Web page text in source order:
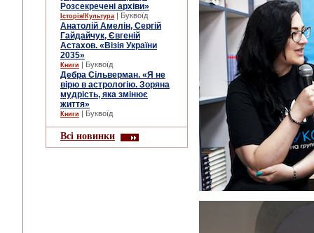
Розсекречені архіви»
Історія/Культура | Буквоїд
Анатолій Амелін, Сергій
Гайдайчук, Євгеній
Астахов. «Візія України
2035»
Книги | Буквоїд
Дебра Сільверман. «Я не
вірю в астрологію. Зоряна
мудрість, яка змінює
життя»
Книги | Буквоїд
Всі новинки